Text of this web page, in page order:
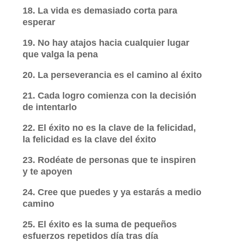
18. La vida es demasiado corta para
esperar
19. No hay atajos hacia cualquier lugar
que valga la pena
20. La perseverancia es el camino al éxito
21. Cada logro comienza con la decisión
de intentarlo
22. El éxito no es la clave de la felicidad,
la felicidad es la clave del éxito
23. Rodéate de personas que te inspiren
y te apoyen
24. Cree que puedes y ya estarás a medio
camino
25. El éxito es la suma de pequeños
esfuerzos repetidos día tras día